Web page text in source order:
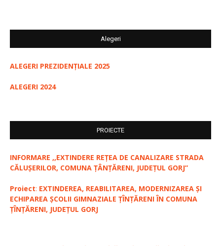
Alegeri
ALEGERI PREZIDENȚIALE 2025
ALEGERI 2024
PROIECTE
INFORMARE ,,EXTINDERE REȚEA DE CANALIZARE STRADA
CĂLUȘERILOR, COMUNA ȚÂNȚĂRENI, JUDEȚUL GORJ”
Proiect: EXTINDEREA, REABILITAREA, MODERNIZAREA ȘI
ECHIPAREA ȘCOLII GIMNAZIALE ȚÎNȚĂRENI ÎN COMUNA
ȚÎNȚĂRENI, JUDEȚUL GORJ